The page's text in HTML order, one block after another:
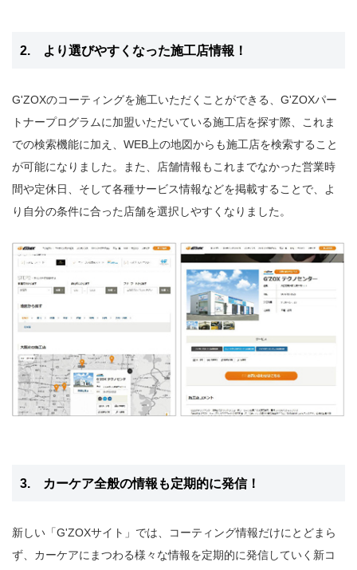
2. より選びやすくなった施工店情報！
G'ZOXのコーティングを施工いただくことができる、G'ZOXパー
トナープログラムに加盟いただいている施工店を探す際、これま
での検索機能に加え、WEB上の地図からも施工店を検索すること
が可能になりました。また、店舗情報もこれまでなかった営業時
間や定休日、そして各種サービス情報などを掲載することで、よ
り自分の条件に合った店舗を選択しやすくなりました。
3. カーケア全般の情報も定期的に発信！
新しい「G'ZOXサイト」では、コーティング情報だけにとどまら
ず、カーケアにまつわる様々な情報を定期的に発信していく新コ